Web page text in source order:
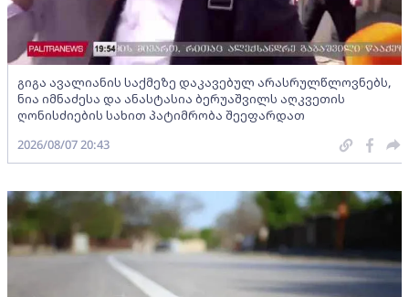
გიგა ავალიანის საქმეზე დაკავებულ არასრულწლოვნებს,
ნია იმნაძესა და ანასტასია ბერუაშვილს აღკვეთის
ღონისძიების სახით პატიმრობა შეეფარდათ
2026/08/07 20:43